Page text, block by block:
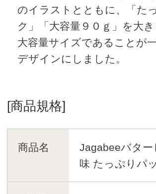
のイラストとともに、「た
ク」「大容量９０ｇ」を大き
大容量サイズであることが
デザインにしました。
[商品規格]
商品名
Jagabeeバター
味 たっぷりパ